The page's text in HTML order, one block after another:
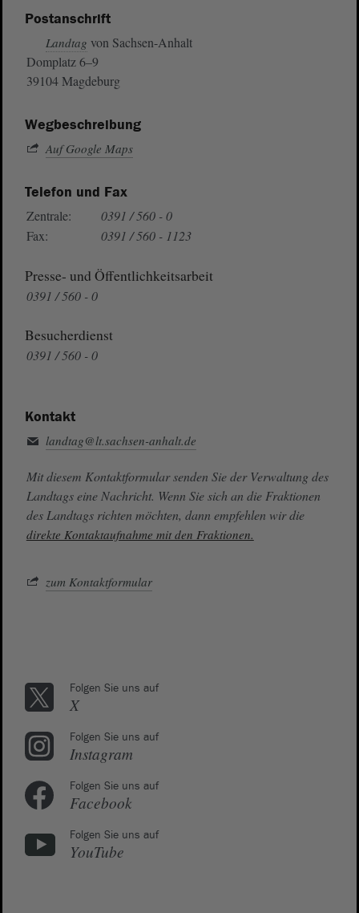
Postanschrift
Landtag von Sachsen-Anhalt
Domplatz 6–9
39104 Magdeburg
Wegbeschreibung
Auf Google Maps
Telefon und Fax
Zentrale:
0391 / 560 - 0
Fax:
0391 / 560 - 1123
Presse- und Öffentlichkeitsarbeit
0391 / 560 - 0
Besucherdienst
0391 / 560 - 0
Kontakt
landtag@lt.sachsen-anhalt.de
Mit diesem Kontaktformular senden Sie der Verwaltung des
Landtags eine Nachricht. Wenn Sie sich an die Fraktionen
des Landtags richten möchten, dann empfehlen wir die
direkte Kontaktaufnahme mit den Fraktionen.
zum Kontaktformular
Folgen Sie uns auf
X
Folgen Sie uns auf
Instagram
Folgen Sie uns auf
Facebook
Folgen Sie uns auf
YouTube